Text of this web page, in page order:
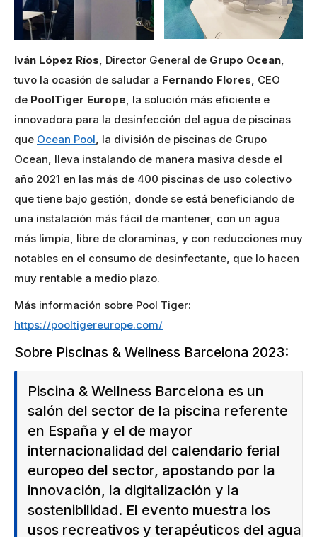
Iván López Ríos , Director General de Grupo Ocean
tuvo la ocasión de saludar a Fernando Flores , CEO
de PoolTiger Europe , la solución más eficiente e
innovadora para la desinfección del agua de piscinas
que Ocean Pool , la división de piscinas de Grupo
Ocean, lleva instalando de manera masiva desde el
año 2021 en las más de 400 piscinas de uso colectivo
que tiene bajo gestión, donde se está beneficiando de
una instalación más fácil de mantener, con un agua
más limpia, libre de cloraminas, y con reducciones muy
notables en el consumo de desinfectante, que lo hacen
muy rentable a medio plazo.
Más información sobre Pool Tiger:
https://pooltigereurope.com/
Sobre Piscinas & Wellness Barcelona 2023:
Piscina & Wellness Barcelona es un
salón del sector de la piscina referente
en España y el de mayor
internacionalidad del calendario ferial
europeo del sector, apostando por la
innovación, la digitalización y la
sostenibilidad. El evento muestra los
usos recreativos y terapéuticos del agua